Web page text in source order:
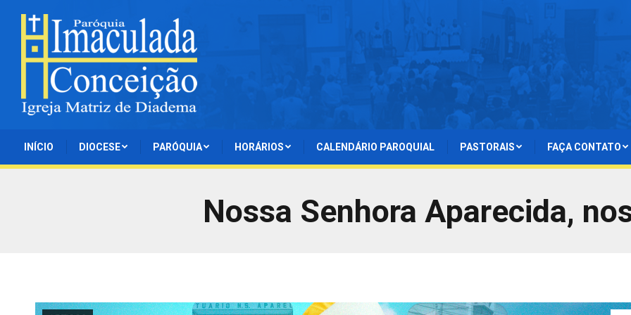
INÍCIO DIOCESE PARÓQUIA HORÁRIOS CALENDÁRIO PAROQUIAL PASTORAIS FAÇA CONTATO
Nossa Senhora Aparecida,